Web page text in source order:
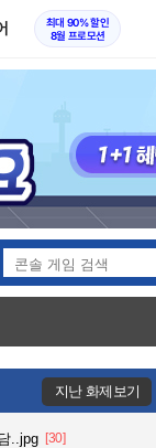
최대 90% 할인
8월 프로모션
지난 화제보기
..jpg [30]